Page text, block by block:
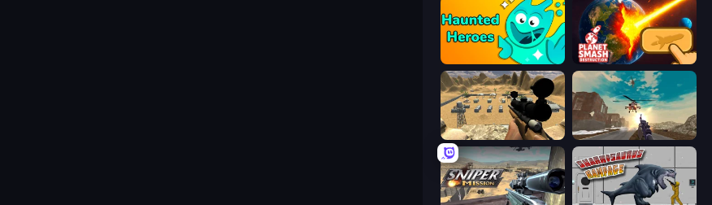
Haunted Heroes Planet Smash Destruction
Ghost Sniper Grandfather Road Chase: Shooter